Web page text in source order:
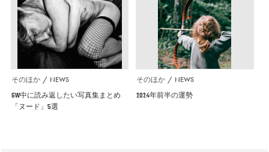
そのほか NEWS
GW中に読み返したい写真集まとめ
「ヌード」5選
そのほか NEWS
2024年前半の運勢